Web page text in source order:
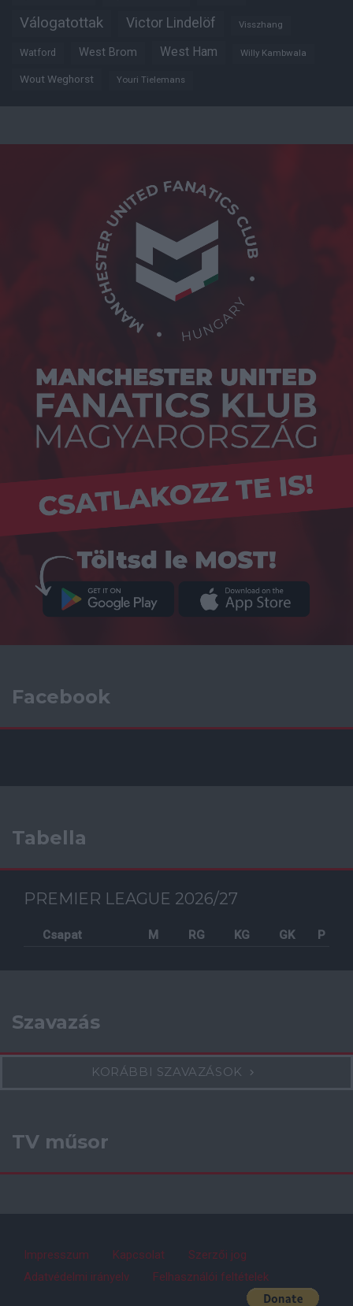
Válogatottak Victor Lindelöf Visszhang
Watford West Brom West Ham Willy Kambwala
Wout Weghorst Youri Tielemans
Facebook
Tabella
PREMIER LEAGUE 2026/27
Csapat M RG KG GK P
Szavazás
KORÁBBI SZAVAZÁSOK
TV műsor
Impresszum Kapcsolat
Szerzői jog
Adatvédelmi irányelv
Felhasználói feltételek